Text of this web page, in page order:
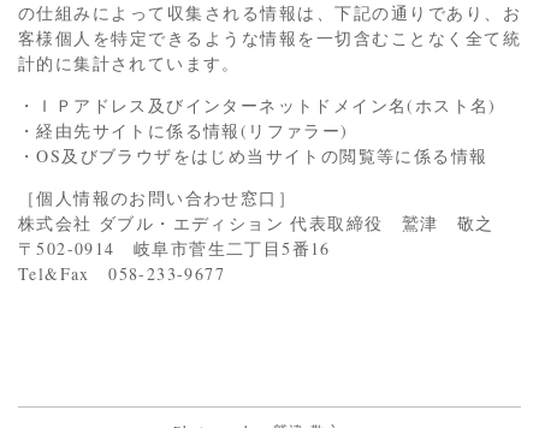
の仕組みによって収集される情報は、下記の通りであり、お
客様個人を特定できるような情報を一切含むことなく全て統
計的に集計されています。
・ＩＰアドレス及びインターネットドメイン名(ホスト名)
・経由先サイトに係る情報(リファラー)
・OS及びブラウザをはじめ当サイトの閲覧等に係る情報
［個人情報のお問い合わせ窓口］
株式会社 ダブル・エディション 代表取締役 鷲津 敬之
〒502-0914 岐阜市菅生二丁目5番16
Tel&Fax 058-233-9677